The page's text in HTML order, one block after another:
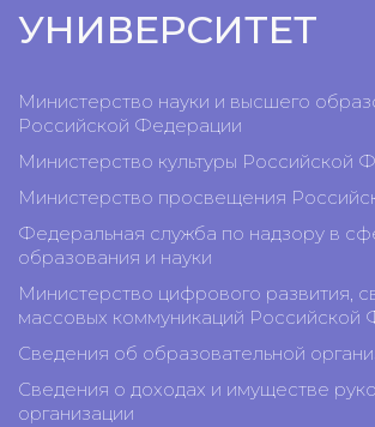
УНИВЕРСИТЕТ
Министерство науки и высшего
Российской Федерации
Министерство культуры Российской
Министерство просвещения
Федеральная служба по надзору в
образования и науки
Министерство цифрового развития,
массовых коммуникаций Российской
Сведения об образовательной
Сведения о доходах и имуществе
организации